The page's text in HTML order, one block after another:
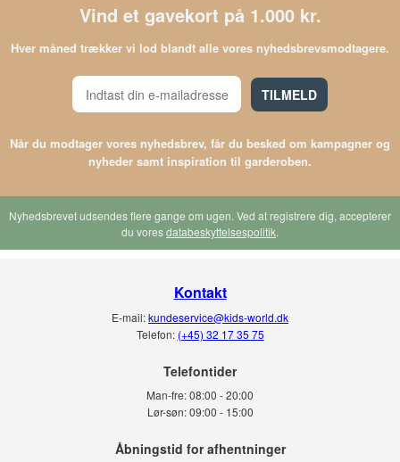
Vind et gavekort på 1.000 kr.
Hver måned trækker vi lod blandt alle vores nyhedsbrevsmodtagere.
TILMELD
Når du modtager vores nyhedsbrev, får du besked om kampagner og
nyheder samt inspiration til garderoben.
Nyhedsbrevet udsendes flere gange om ugen. Ved at registrere dig, accepterer
du voresdatabeskyttelsespolitik.
Kontakt
E-mail:kundeservice@kids-world.dk
Telefon: (+45) 32 17 35 75
Telefontider
Man-fre:08:00 - 20:00
Lør-søn: 09:00 - 15:00